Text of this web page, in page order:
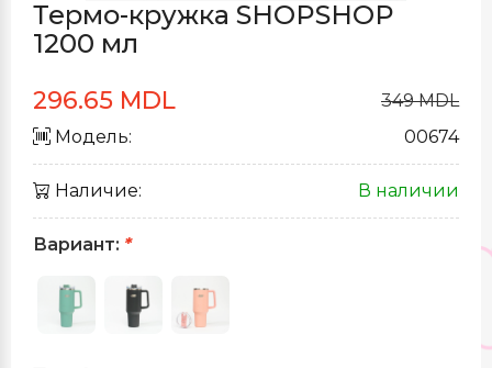
Термо-кружка SHOPSHOP
1200 мл
296.65 MDL
349 MDL
Модель:
00674
Наличие: В наличии
Вариант: *